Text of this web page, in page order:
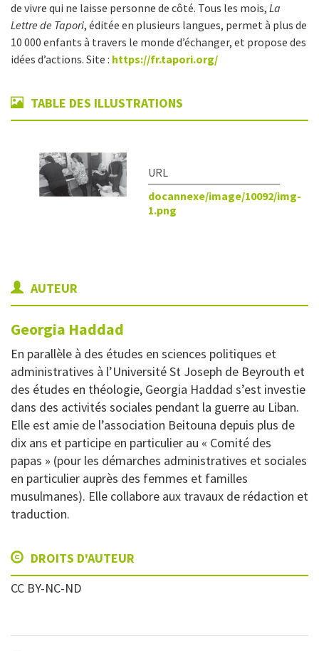
de vivre qui ne laisse personne de côté. Tous les mois, La
Lettre de Tapori, éditée en plusieurs langues, permet à plus de
10 000 enfants à travers le monde d’échanger, et propose des
idées d’actions. Site : https://fr.tapori.org/
TABLE DES ILLUSTRATIONS
docannexe/image/10092/img-
1.png
AUTEUR
Georgia Haddad
En parallèle à des études en sciences politiques et
administratives à l’Université St Joseph de Beyrouth et
des études en théologie, Georgia Haddad s’est investie
dans des activités sociales pendant la guerre au Liban.
Elle est amie de l’association Beitouna depuis plus de
dix ans et participe en particulier au « Comité des
papas » (pour les démarches administratives et sociales
en particulier auprès des femmes et familles
musulmanes). Elle collabore aux travaux de rédaction et
traduction.
DROITS D'AUTEUR
CC BY-NC-ND